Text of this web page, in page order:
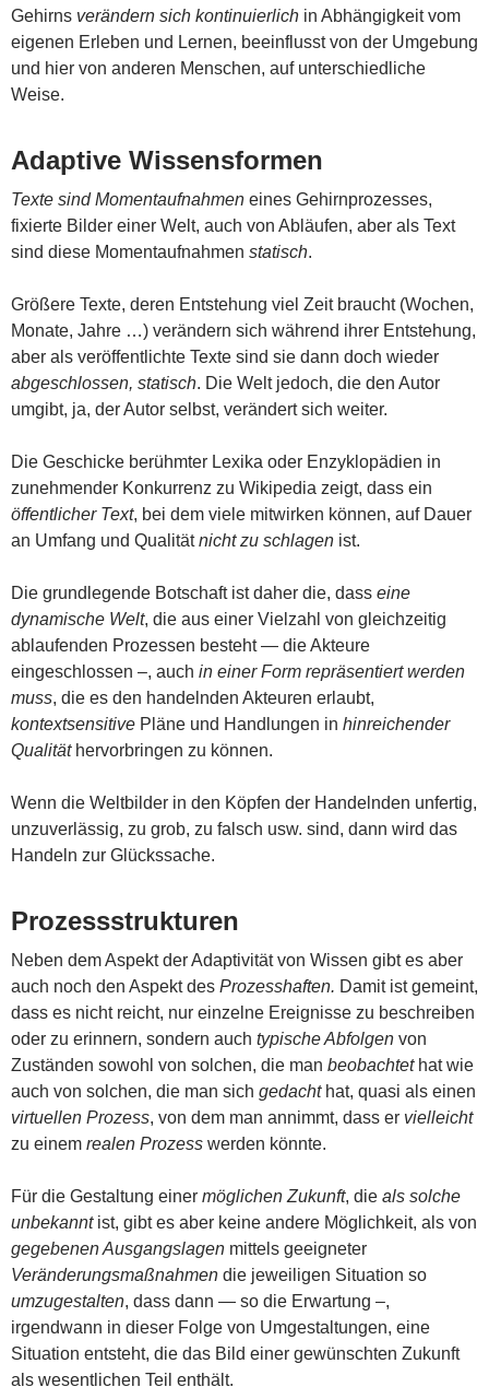
Gehirns verändern sich kontinuierlich in Abhängigkeit vom
eigenen Erleben und Lernen, beeinflusst von der Umgebung
und hier von anderen Menschen, auf unterschiedliche
Weise.
Adaptive Wissensformen
Texte sind Momentaufnahmen eines Gehirnprozesses,
fixierte Bilder einer Welt, auch von Abläufen, aber als Text
sind diese Momentaufnahmen statisch.
Größere Texte, deren Entstehung viel Zeit braucht (Wochen,
Monate, Jahre …) verändern sich während ihrer Entstehung,
aber als veröffentlichte Texte sind sie dann doch wieder
abgeschlossen, statisch. Die Welt jedoch, die den Autor
umgibt, ja, der Autor selbst, verändert sich weiter.
Die Geschicke berühmter Lexika oder Enzyklopädien in
zunehmender Konkurrenz zu Wikipedia zeigt, dass ein
öffentlicher Text, bei dem viele mitwirken können, auf Dauer
an Umfang und Qualitätnicht zu schlagen ist.
Die grundlegende Botschaft ist daher die, dass eine
dynamische Welt, die aus einer Vielzahl von gleichzeitig
ablaufenden Prozessen besteht — die Akteure
eingeschlossen –, auch in einer Form repräsentiert werden
muss, die es den handelnden Akteuren erlaubt,
kontextsensitive Pläne und Handlungen in hinreichender
Qualitäthervorbringen zu können.
Wenn die Weltbilder in den Köpfen der Handelnden unfertig,
unzuverlässig, zu grob, zu falsch usw. sind, dann wird das
Handeln zur Glückssache.
Prozessstrukturen
Neben dem Aspekt der Adaptivität von Wissen gibt es aber
auch noch den Aspekt des Prozesshaften. Damit ist gemeint,
dass es nicht reicht, nur einzelne Ereignisse zu beschreiben
oder zu erinnern, sondern auch typische Abfolgen von
Zuständen sowohl von solchen, die man beobachtethat wie
auch von solchen, die man sich gedachthat, quasi als einen
virtuellen Prozess, von dem man annimmt, dass er vielleicht
zu einem realen Prozess werden könnte.
Für die Gestaltung einer möglichen Zukunft, die als solche
unbekanntist, gibt es aber keine andere Möglichkeit, als von
gegebenen Ausgangslagen mittels geeigneter
Veränderungsmaßnahmen die jeweiligen Situation so
umzugestalten, dass dann — so die Erwartung –,
irgendwann in dieser Folge von Umgestaltungen, eine
Situation entsteht, die das Bild einer gewünschten Zukunft
als wesentlichen Teil enthält.